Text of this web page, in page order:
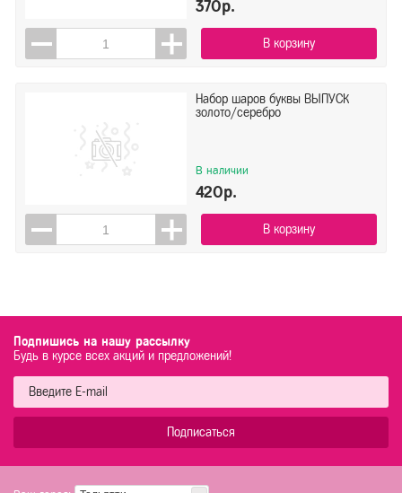
370р.
В корзину
Набор шаров буквы ВЫПУСК
золото/серебро
В наличии
420р.
В корзину
Подпишись на нашу рассылку
Будь в курсе всех акций и предложений!
Подписаться